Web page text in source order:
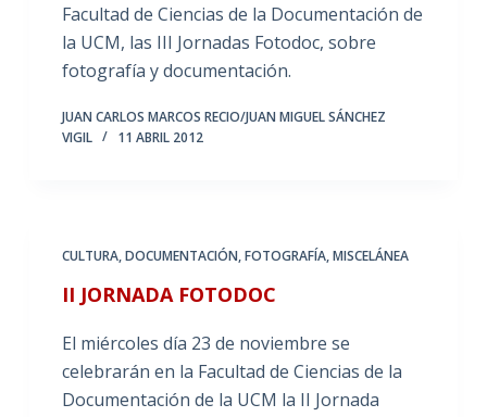
Facultad de Ciencias de la Documentación de
la UCM, las III Jornadas Fotodoc, sobre
fotografía y documentación.
JUAN CARLOS MARCOS RECIO/JUAN MIGUEL SÁNCHEZ
VIGIL
11 ABRIL 2012
CULTURA,DOCUMENTACIÓN,FOTOGRAFÍA,MISCELÁNEA
II JORNADA FOTODOC
El miércoles día 23 de noviembre se
celebrarán en la Facultad de Ciencias de la
Documentación de la UCM la II Jornada